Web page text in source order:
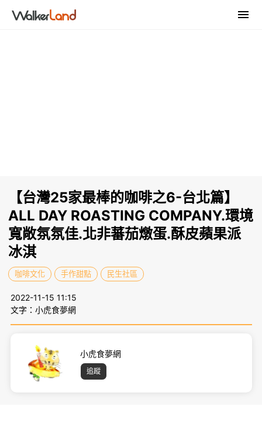
【台灣25家最棒的咖啡之6-台北篇】
ALL DAY ROASTING COMPANY.環境
寬敞氛氛佳.北非蕃茄燉蛋.酥皮蘋果派
冰淇
咖啡文化 手作甜點 民生社區
2022-11-15 11:15
文字：小虎食夢網
小虎食夢網
追蹤